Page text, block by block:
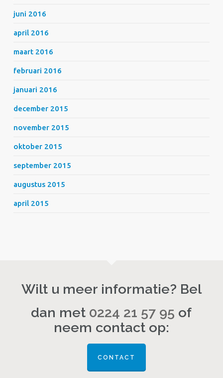
juni 2016
april 2016
maart 2016
februari 2016
januari 2016
december 2015
november 2015
oktober 2015
september 2015
augustus 2015
april 2015
Wilt u meer informatie? Bel
dan met 0224 21 57 95 of
neem contact op:
CONTACT